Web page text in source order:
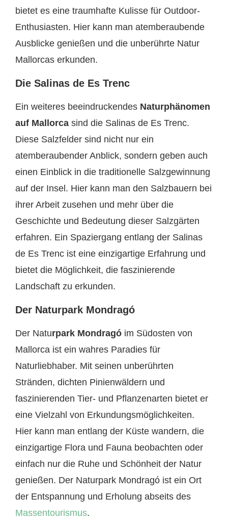
bietet es eine traumhafte Kulisse für Outdoor-
Enthusiasten. Hier kann man atemberaubende
Ausblicke genießen und die unberührte Natur
Mallorcas erkunden.
Die Salinas de Es Trenc
Ein weiteres beeindruckendes Naturphänomen
auf Mallorca sind die Salinas de Es Trenc.
Diese Salzfelder sind nicht nur ein
atemberaubender Anblick, sondern geben auch
einen Einblick in die traditionelle Salzgewinnung
auf der Insel. Hier kann man den Salzbauern bei
ihrer Arbeit zusehen und mehr über die
Geschichte und Bedeutung dieser Salzgärten
erfahren. Ein Spaziergang entlang der Salinas
de Es Trenc ist eine einzigartige Erfahrung und
bietet die Möglichkeit, die faszinierende
Landschaft zu erkunden.
Der Naturpark Mondragó
Der Naturpark Mondragó im Südosten von
Mallorca ist ein wahres Paradies für
Naturliebhaber. Mit seinen unberührten
Stränden, dichten Pinienwäldern und
faszinierenden Tier- und Pflanzenarten bietet er
eine Vielzahl von Erkundungsmöglichkeiten.
Hier kann man entlang der Küste wandern, die
einzigartige Flora und Fauna beobachten oder
einfach nur die Ruhe und Schönheit der Natur
genießen. Der Naturpark Mondragó ist ein Ort
der Entspannung und Erholung abseits des
Massentourismus.